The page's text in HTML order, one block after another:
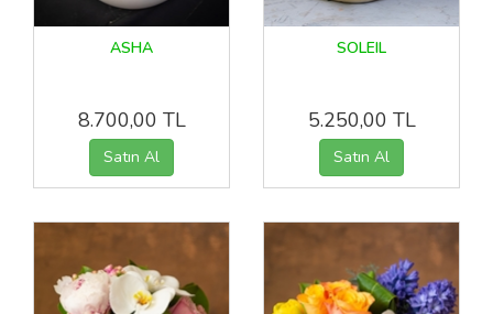
ASHA
8.700,00 TL
SOLEIL
5.250,00 TL